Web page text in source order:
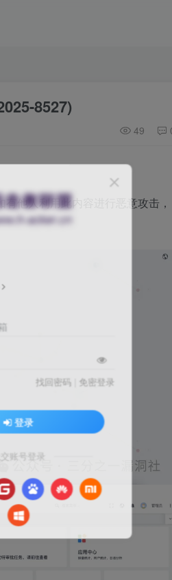
8527)
49
他人利用此内容进行恶意攻击，
找回密码 免密登录
登录
账号登录